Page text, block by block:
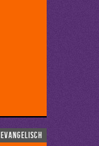
evangelisch